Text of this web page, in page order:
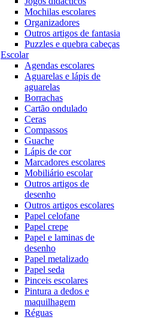
Mochilas escolares
Organizadores
Outros artigos de fantasia
Puzzles e quebra cabeças
Escolar
Agendas escolares
Aguarelas e lápis de
aguarelas
Borrachas
Cartão ondulado
Ceras
Compassos
Guache
Lápis de cor
Marcadores escolares
Mobiliário escolar
Outros artigos de
desenho
Outros artigos escolares
Papel celofane
Papel crepe
Papel e laminas de
desenho
Papel metalizado
Papel seda
Pinceis escolares
Pintura a dedos e
maquilhagem
Réguas